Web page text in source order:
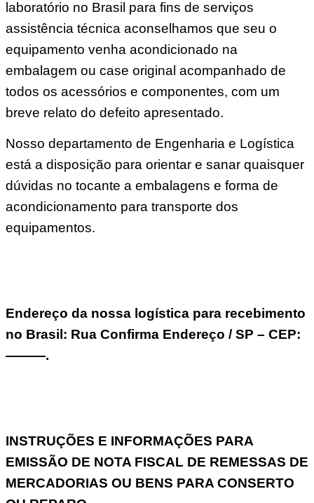
laboratório no Brasil para fins de serviços
assistência técnica aconselhamos que seu o
equipamento venha acondicionado na
embalagem ou case original acompanhado de
todos os acessórios e componentes, com um
breve relato do defeito apresentado.
Nosso departamento de Engenharia e Logística
está a disposição para orientar e sanar quaisquer
dúvidas no tocante a embalagens e forma de
acondicionamento para transporte dos
equipamentos.
Endereço da nossa logística para recebimento
no Brasil: Rua Confirma Endereço / SP – CEP:
———.
INSTRUÇÕES E INFORMAÇÕES PARA
EMISSÃO DE NOTA FISCAL DE REMESSAS DE
MERCADORIAS OU BENS PARA CONSERTO